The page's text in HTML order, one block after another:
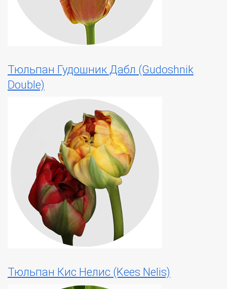
Тюльпан Гудошник Дабл (Gudoshnik
Double)
Тюльпан Кис Нелис (Kees Nelis)